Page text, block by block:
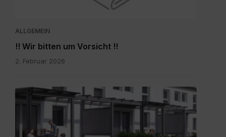
ALLGEMEIN
!! Wir bitten um Vorsicht !!
2. Februar 2026
20251111_Flyer.pdf